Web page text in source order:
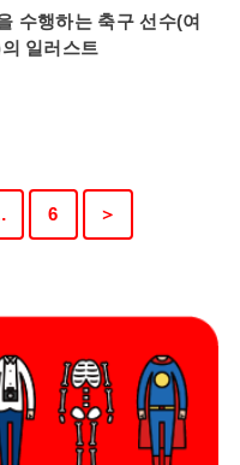
수행하는 축구 선수(여
일러스트
6 ＞